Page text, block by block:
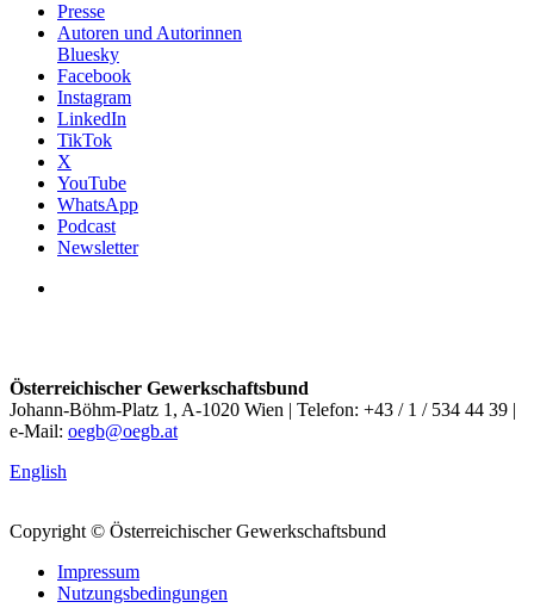
Presse
Autoren und Autorinnen
Bluesky
Facebook
Instagram
LinkedIn
TikTok
X
YouTube
WhatsApp
Podcast
Newsletter
Österreichischer Gewerkschaftsbund
Johann-Böhm-Platz 1, A-1020 Wien | Telefon: +43 / 1 / 534 44 39 |
e-Mail: oegb@oegb.at
English
Copyright © Österreichischer Gewerkschaftsbund
Impressum
Nutzungsbedingungen